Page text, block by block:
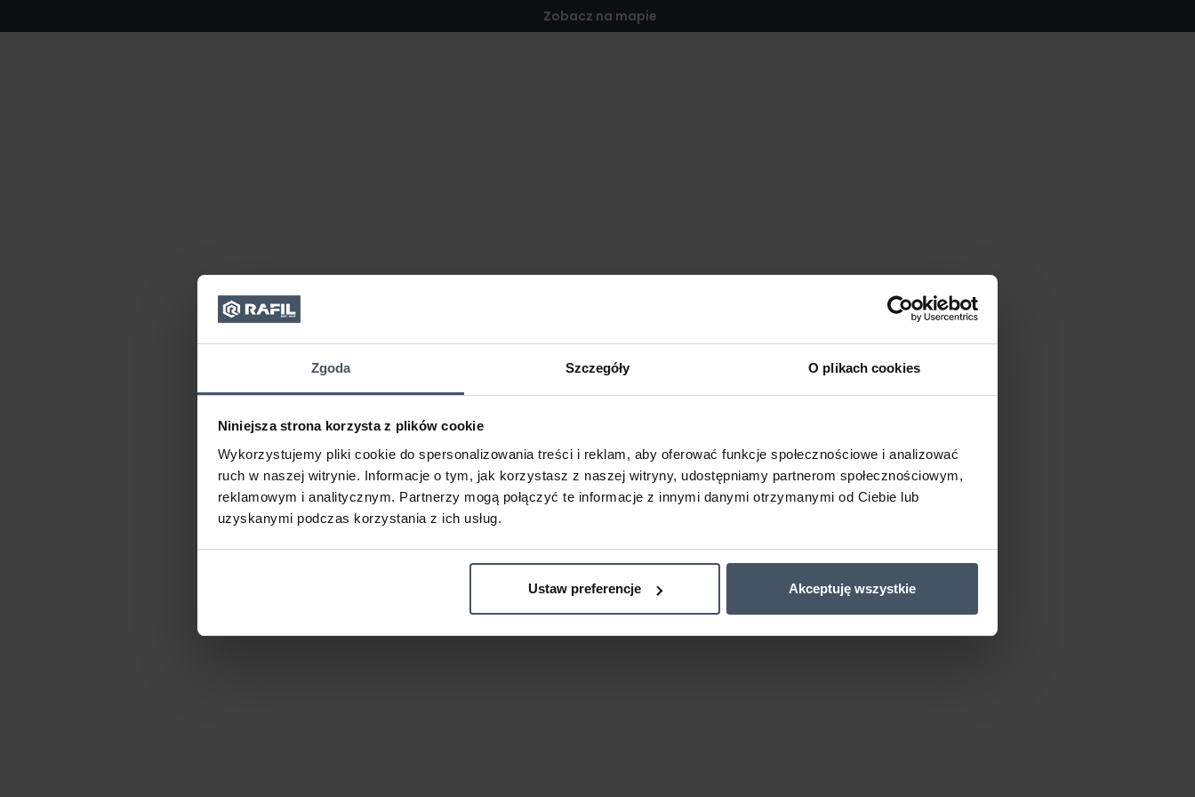
Zgoda Szczegóły O plikach cookies
Niniejsza strona korzysta z plików cookie
Wykorzystujemy pliki cookie do spersonalizowania treści i reklam, aby oferować funkcje społecznościowe i analizować
ruch w naszej witrynie. Informacje o tym, jak korzystasz z naszej witryny, udostępniamy partnerom społecznościowym,
reklamowym i analitycznym. Partnerzy mogą połączyć te informacje z innymi danymi otrzymanymi od Ciebie lub
uzyskanymi podczas korzystania z ich usług.
Ustaw preferencje Akceptuję wszystkie
Zobacz na mapie